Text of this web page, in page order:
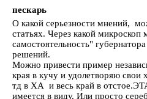
пескарь
О какой серьезности мнений,
статьях. Через какой
самостоятельность"
решений.
Можно привести пример
края в кучу и удолетворяю
тд в ХА и весь край в
имеется в виду. Или просто